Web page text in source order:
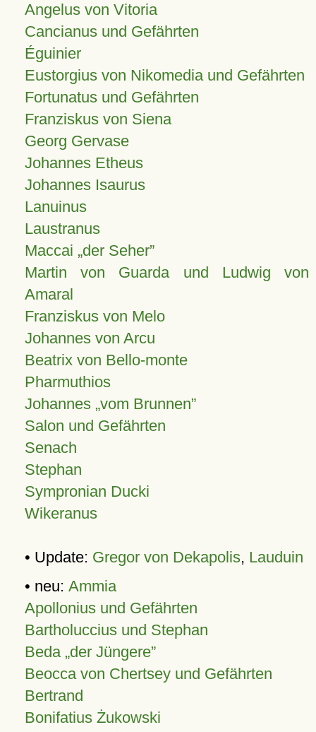
Angelus von Vitoria
Cancianus und Gefährten
Éguinier
Eustorgius von Nikomedia und Gefährten
Fortunatus und Gefährten
Franziskus von Siena
Georg Gervase
Johannes Etheus
Johannes Isaurus
Lanuinus
Laustranus
Maccai „der Seher”
Martin von Guarda und Ludwig von
Amaral
Franziskus von Melo
Johannes von Arcu
Beatrix von Bello-monte
Pharmuthios
Johannes vom Brunnen
Salon und Gefährten
Senach
Stephan
Sympronian Ducki
Wikeranus
• Update: Gregor von Dekapolis, Lauduin
• neu: Ammia
Apollonius und Gefährten
Bartholuccius und Stephan
Beda „der Jüngere”
Beocca von Chertsey und Gefährten
Bertrand
Bonifatius Żukowski